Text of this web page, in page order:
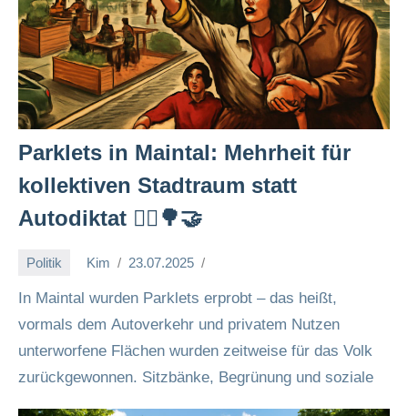
Parklets in Maintal: Mehrheit für
kollektiven Stadtraum statt
Autodiktat 🚶‍♀️🌳🤝
Politik Kim 23.07.2025
In Maintal wurden Parklets erprobt – das heißt,
vormals dem Autoverkehr und privatem Nutzen
unterworfene Flächen wurden zeitweise für das Volk
zurückgewonnen. Sitzbänke, Begrünung und soziale